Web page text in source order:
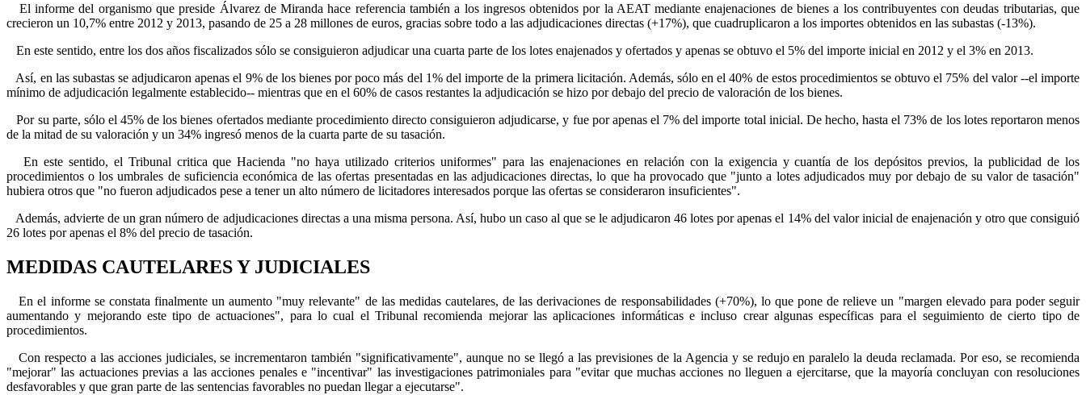
El informe del organismo que preside Álvarez de Miranda hace referencia también a los ingresos obtenidos por la AEAT mediante enajenaciones de bienes a los contribuyentes con deudas tributarias, que
crecieron un 10,7% entre 2012 y 2013, pasando de 25 a 28 millones de euros, gracias sobre todo a las adjudicaciones directas (+17%), que cuadruplicaron a los importes obtenidos en las subastas (-13%).
En este sentido, entre los dos años fiscalizados sólo se consiguieron adjudicar una cuarta parte de los lotes enajenados y ofertados y apenas se obtuvo el 5% del importe inicial en 2012 y el 3% en 2013.
Así, en las subastas se adjudicaron apenas el 9% de los bienes por poco más del 1% del importe de la primera licitación. Además, sólo en el 40% de estos procedimientos se obtuvo el 75% del valor --el importe
mínimo de adjudicación legalmente establecido-- mientras que en el 60% de casos restantes la adjudicación se hizo por debajo del precio de valoración de los bienes.
Por su parte, sólo el 45% de los bienes ofertados mediante procedimiento directo consiguieron adjudicarse, y fue por apenas el 7% del importe total inicial. De hecho, hasta el 73% de los lotes reportaron menos
de la mitad de su valoración y un 34% ingresó menos de la cuarta parte de su tasación.
En este sentido, el Tribunal critica que Hacienda "no haya utilizado criterios uniformes" para las enajenaciones en relación con la exigencia y cuantía de los depósitos previos, la publicidad de los
procedimientos o los umbrales de suficiencia económica de las ofertas presentadas en las adjudicaciones directas, lo que ha provocado que "junto a lotes adjudicados muy por debajo de su valor de tasación"
hubiera otros que "no fueron adjudicados pese a tener un alto número de licitadores interesados porque las ofertas se consideraron insuficientes".
Además, advierte de un gran número de adjudicaciones directas a una misma persona. Así, hubo un caso al que se le adjudicaron 46 lotes por apenas el 14% del valor inicial de enajenación y otro que consiguió
26 lotes por apenas el 8% del precio de tasación.
MEDIDAS CAUTELARES Y JUDICIALES
En el informe se constata finalmente un aumento "muy relevante" de las medidas cautelares, de las derivaciones de responsabilidades (+70%), lo que pone de relieve un "margen elevado para poder seguir
aumentando y mejorando este tipo de actuaciones", para lo cual el Tribunal recomienda mejorar las aplicaciones informáticas e incluso crear algunas específicas para el seguimiento de cierto tipo de
procedimientos.
Con respecto a las acciones judiciales, se incrementaron también "significativamente", aunque no se llegó a las previsiones de la Agencia y se redujo en paralelo la deuda reclamada. Por eso, se recomienda
"mejorar" las actuaciones previas a las acciones penales e "incentivar" las investigaciones patrimoniales para "evitar que muchas acciones no lleguen a ejercitarse, que la mayoría concluyan con resoluciones
desfavorables y que gran parte de las sentencias favorables no puedan llegar a ejecutarse".